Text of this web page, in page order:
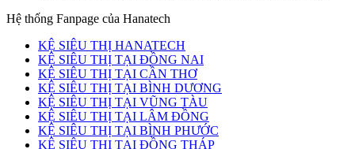
Hệ thống Fanpage của Hanatech
KỆ SIÊU THỊ HANATECH
KỆ SIÊU THỊ TẠI ĐỒNG NAI
KỆ SIÊU THỊ TẠI CẦN THƠ
KỆ SIÊU THỊ TẠI BÌNH DƯƠNG
KỆ SIÊU THỊ TẠI VŨNG TÀU
KỆ SIÊU THỊ TẠI LÂM ĐỒNG
KỆ SIÊU THỊ TẠI BÌNH PHƯỚC
KỆ SIÊU THỊ TẠI ĐỒNG THÁP